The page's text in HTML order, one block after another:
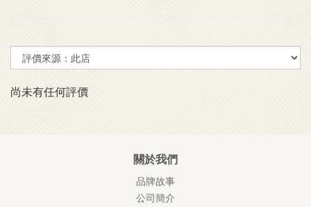
尚未有任何評價
關於我們
品牌故事
公司簡介